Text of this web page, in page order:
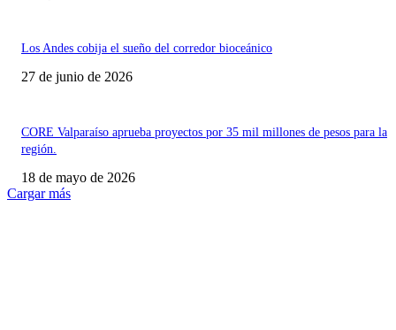
Los Andes cobija el sueño del corredor bioceánico
27 de junio de 2026
CORE Valparaíso aprueba proyectos por 35 mil millones de pesos para la
región.
18 de mayo de 2026
Cargar más